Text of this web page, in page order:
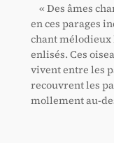
« Des âmes
en ces parages
chant mélodieux
enlisés. Ces
vivent entre les
recouvrent les
mollement au-